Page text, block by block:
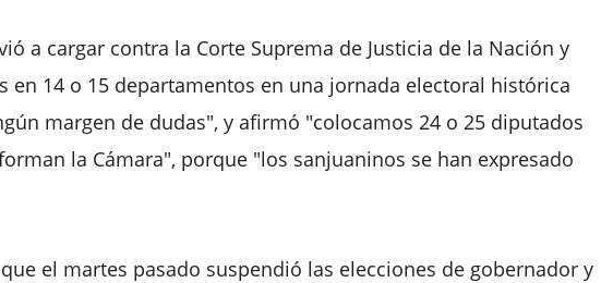
a cargar contra la Corte Suprema de Justicia de la Nación y
en 14 o 15 departamentos en una jornada electoral histórica
margen de dudas", y afirmó "colocamos 24 o 25 diputados
la Cámara", porque "los sanjuaninos se han expresado
el martes pasado suspendió las elecciones de gobernador y